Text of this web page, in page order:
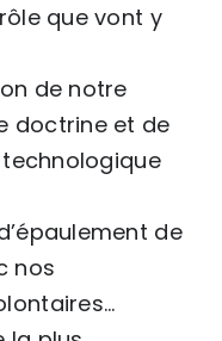
que vont y
de notre
doctrine et de
de
nos